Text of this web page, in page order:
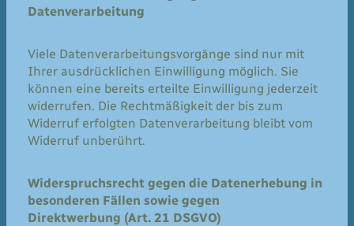
Datenverarbeitung
Viele Datenverarbeitungsvorgänge sind nur mit
Ihrer ausdrücklichen Einwilligung möglich. Sie
können eine bereits erteilte Einwilligung jederzeit
widerrufen. Die Rechtmäßigkeit der bis zum
Widerruf erfolgten Datenverarbeitung bleibt vom
Widerruf unberührt.
Widerspruchsrecht gegen die Datenerhebung in
besonderen Fällen sowie gegen
Direktwerbung (Art. 21 DSGVO)